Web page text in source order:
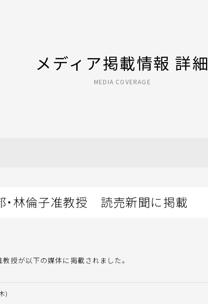
メディア掲載情報 詳細
MEDIA COVERAGE
・林倫子准教授 読売新聞に掲載
教授が以下の媒体に掲載されました。
)